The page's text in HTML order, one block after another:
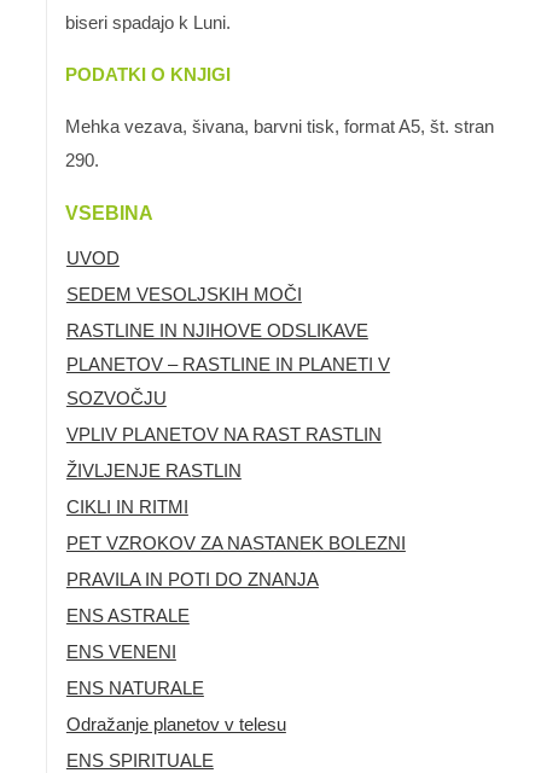
biseri spadajo k Luni.
PODATKI O KNJIGI
Mehka vezava, šivana, barvni tisk, format A5, št. strani:
290.
VSEBINA
UVOD
SEDEM VESOLJSKIH MOČI
RASTLINE IN NJIHOVE ODSLIKAVE
PLANETOV – RASTLINE IN PLANETI V
SOZVOČJU
VPLIV PLANETOV NA RAST RASTLIN
ŽIVLJENJE RASTLIN
CIKLI IN RITMI
PET VZROKOV ZA NASTANEK BOLEZNI
PRAVILA IN POTI DO ZNANJA
ENS ASTRALE
ENS VENENI
ENS NATURALE
Odražanje planetov v telesu
ENS SPIRITUALE